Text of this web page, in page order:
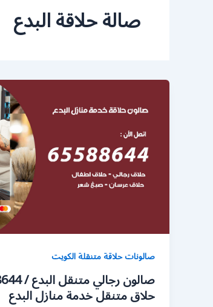
صالة حلاقة البدع
صالونات حلاقة متنقلة الكويت
حلاق متنقل خدمة منازل البدع